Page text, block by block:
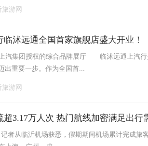
游网
沭远通全国首家旗舰店盛大开业！
汽集团授权的综合品牌展厅——临沭远通上汽
出重要一步。作为全国首...
游网
超3.17万人次 热门航线加密满足出行
者从临沂机场获悉，假期期间机场累计完成旅